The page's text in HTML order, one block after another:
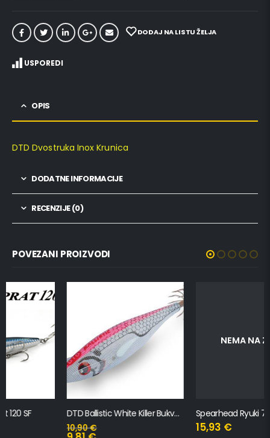
DODAJ NA LISTU ŽELJA
USPOREDI
OPIS
DTD Dvostruka Inox Krunica
DODATNE INFORMACIJE
RECENZIJE (0)
POVEZANI PROIZVODI
DTD Ballistic White Killer Bukva 3.0B
NEMA NA ZALIHI
Spearhead Ryuki 70S